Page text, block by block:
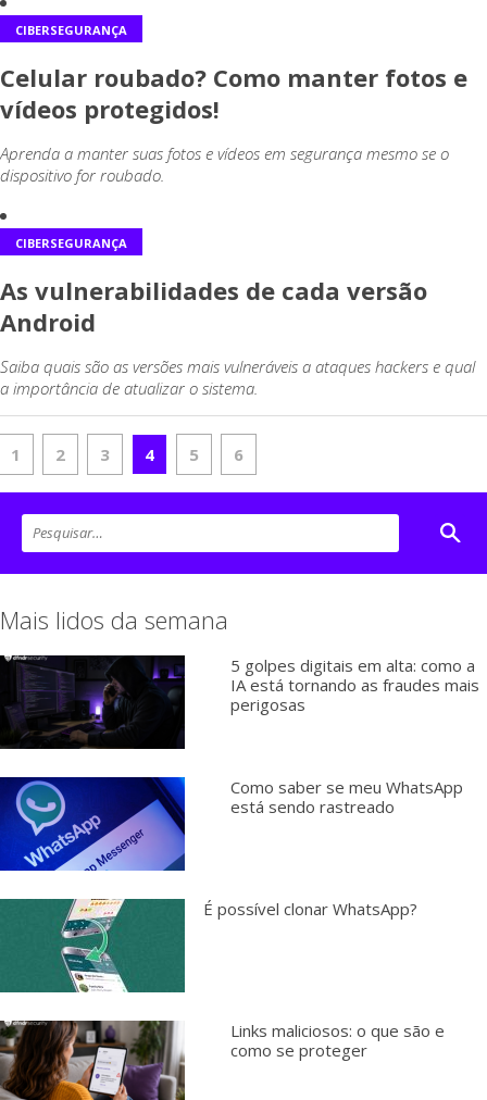
CIBERSEGURANÇA
Celular roubado? Como manter fotos e
vídeos protegidos!
Aprenda a manter suas fotos e vídeos em segurança mesmo se o
dispositivo for roubado.
CIBERSEGURANÇA
As vulnerabilidades de cada versão
Android
Saiba quais são as versões mais vulneráveis a ataques hackers e qual
a importância de atualizar o sistema.
1 2 3 4 5 6
Mais lidos da semana
5 golpes digitais em alta: como a
IA está tornando as fraudes mais
perigosas
Como saber se meu WhatsApp
está sendo rastreado
É possível clonar WhatsApp?
Links maliciosos: o que são e
como se proteger